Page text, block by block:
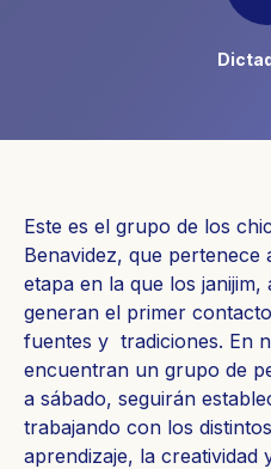
Este es el grupo de los
Benavidez, que pertenece
etapa en la que los janijim,
generan el primer
fuentes y tradiciones. En
encuentran un grupo de
a sábado, seguirán
trabajando con los
aprendizaje, la creatividad